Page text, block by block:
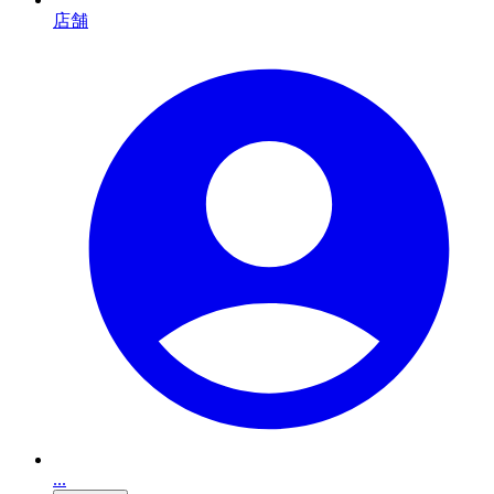
店舗
...